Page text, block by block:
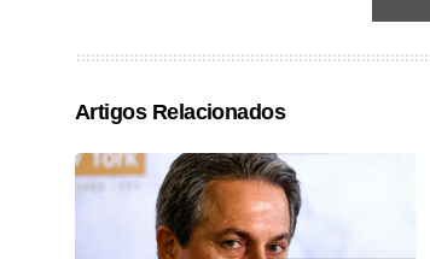
Artigos Relacionados